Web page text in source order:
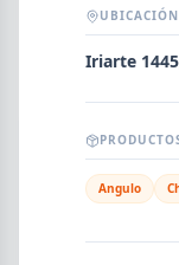
NOMBRE
UBICACIÓN
Iriarte
Angulo